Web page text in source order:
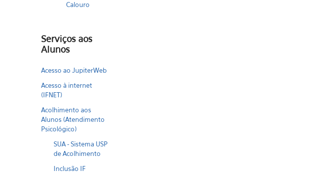
Calouro
Serviços aos
Alunos
Acesso ao JupiterWeb
Acesso à internet
(IFNET)
Acolhimento aos
Alunos (Atendimento
Psicológico)
SUA - Sistema USP
de Acolhimento
Inclusão IF